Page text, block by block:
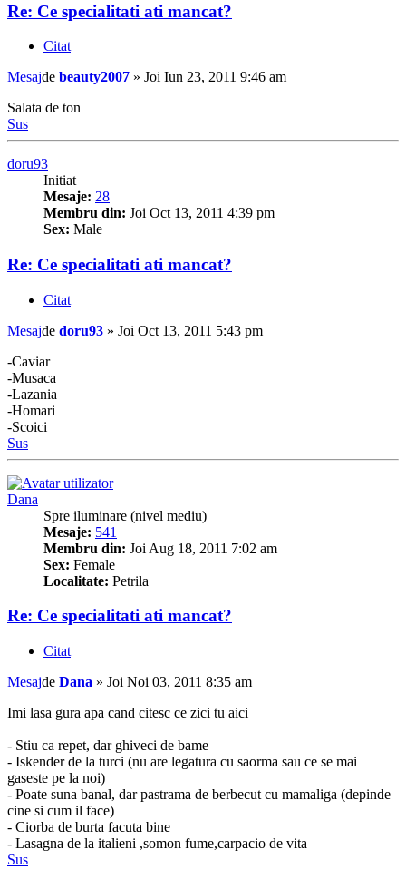
Re: Ce specialitati ati mancat?
Citat
Mesajde beauty2007 » Joi Iun 23, 2011 9:46 am
Salata de ton
Sus
doru93
Initiat
Mesaje: 28
Membru din: Joi Oct 13, 2011 4:39 pm
Sex: Male
Re: Ce specialitati ati mancat?
Citat
Mesajde doru93 » Joi Oct 13, 2011 5:43 pm
-Caviar
-Musaca
-Lazania
-Homari
-Scoici
Sus
Dana
Spre iluminare (nivel mediu)
Mesaje: 541
Membru din: Joi Aug 18, 2011 7:02 am
Sex: Female
Localitate: Petrila
Re: Ce specialitati ati mancat?
Citat
Mesajde Dana » Joi Noi 03, 2011 8:35 am
Imi lasa gura apa cand citesc ce zici tu aici
- Stiu ca repet, dar ghiveci de bame
- Iskender de la turci (nu are legatura cu saorma sau ce se mai
gaseste pe la noi)
- Poate suna banal, dar pastrama de berbecut cu mamaliga (depinde
cine si cum il face)
- Ciorba de burta facuta bine
- Lasagna de la italieni ,somon fume,carpacio de vita
Sus